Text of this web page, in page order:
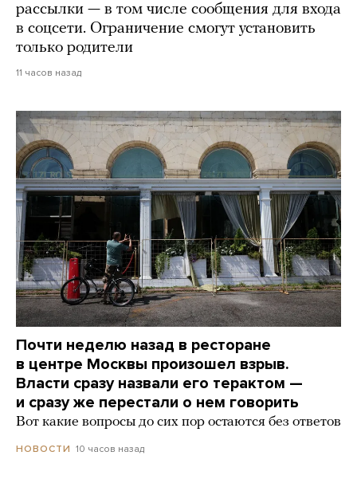
рассылки — в том числе сообщения для входа
в соцсети. Ограничение смогут установить
только родители
11 часов назад
Почти неделю назад в ресторане
в центре Москвы произошел взрыв.
Власти сразу назвали его терактом —
и сразу же перестали о нем говорить
Вот какие вопросы до сих пор остаются без ответов
НОВОСТИ 10 часов назад